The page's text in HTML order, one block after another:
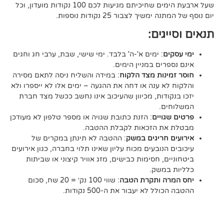
שעל ארבעת הימים שחיכיתם מגיעות לכם 100 נקודות מועדון, וכל
לצבור 25 נקודות נוספות.
: ימים א'-ה' בלבד. ימי שישי, שבת, ערבי חג וחגים
במניין הימים.
מצד הלקוח: במידה והשליח ניסה לתאם מסירה
ענה או דחה את ההגעה – ימים אלו לא ייספרו ולא
מכיוון שהעיכוב אינו נחשב ככשל מצד חברת
: הזנת כתובת שגויה או מספר טלפון לא מעודכן
הזכאות לקבלת ההטבה.
חריגים במשק: ההטבה לא תינתן במקרים של
מכוח עליון שאינו תלוי בחברה, כגון אירועים
חסימות כבישים, מזג אוויר קיצוני או שביתות
ותקרת הטבה
: שווי 100 נק׳ = 20 שח, סכום
לא יעבור את ה-500 נקודות.